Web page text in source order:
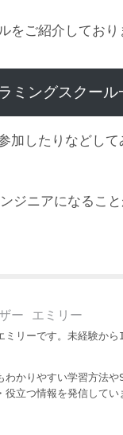
をご紹介しており
ミングスクール
加したりなどし
ジニアになること
ー エミリー
ミリーです。未経験か
かりやすい学習方法
立つ情報を発信してい